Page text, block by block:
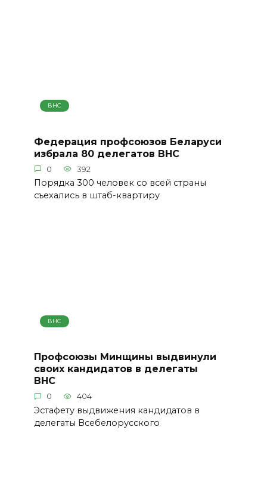
ВНС
Федерация профсоюзов Беларуси
избрала 80 делегатов ВНС
0 392
Порядка 300 человек со всей страны
съехались в штаб-квартиру
ВНС
Профсоюзы Минщины выдвинули
своих кандидатов в делегаты
ВНС
0 404
Эстафету выдвижения кандидатов в
делегаты Всебелорусского